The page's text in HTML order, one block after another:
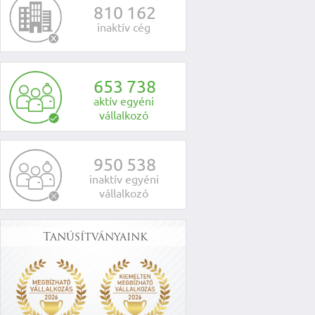
810 162
inaktív cég
653 738
aktív egyéni
vállalkozó
950 538
inaktív egyéni
vállalkozó
Tanúsítványaink